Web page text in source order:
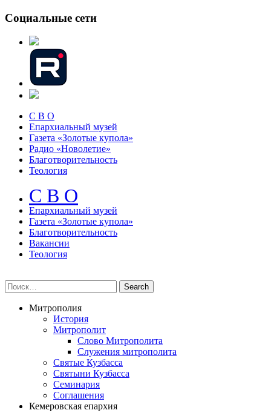
Социальные сети
С В О
Епархиальный музей
Газета «Золотые купола»
Радио «Новолетие»
Благотворительность
Теология
С В О
Епархиальный музeй
Газета «Золотые купола»
Благотворительность
Вакансии
Теология
Митрополия
История
Митрополит
Слово Митрополита
Служения митрополита
Святые Кузбасса
Святыни Кузбасса
Семинария
Соглашения
Кемеровская епархия